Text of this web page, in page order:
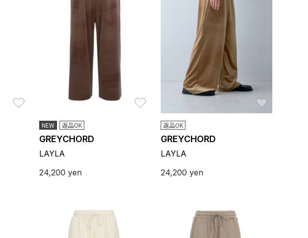
NEW 返品OK
GREYCHORD
LAYLA
24,200 yen
返品OK
GREYCHORD
LAYLA
24,200 yen